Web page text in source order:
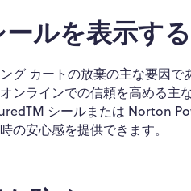
ルを表示する
カートの放棄の主な要因で
ンラインでの信頼を高める主
シールまたは Norton
の安心感を提供できます。